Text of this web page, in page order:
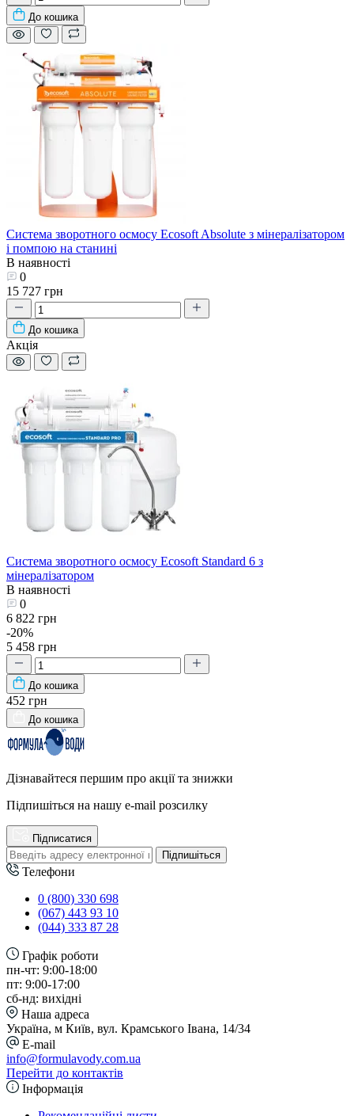
До кошика
Система зворотного осмосу Ecosoft Absolute з мінералізатором
і помпою на станині
В наявності
0
15 727 грн
До кошика
Акція
Система зворотного осмосу Ecosoft Standard 6 з
мінералізатором
В наявності
0
6 822 грн
-20%
5 458 грн
До кошика
452 грн
До кошика
Дізнавайтеся першим про акції та знижки
Підпишіться на нашу e-mail розсилку
Підписатися
Підпишіться
Телефони
0 (800) 330 698
(067) 443 93 10
(044) 333 87 28
Графік роботи
пн-чт: 9:00-18:00
пт: 9:00-17:00
сб-нд: вихідні
Наша адреса
Україна, м Київ, вул. Крамського Івана, 14/34
E-mail
info@formulavody.com.ua
Перейти до контактів
Інформація